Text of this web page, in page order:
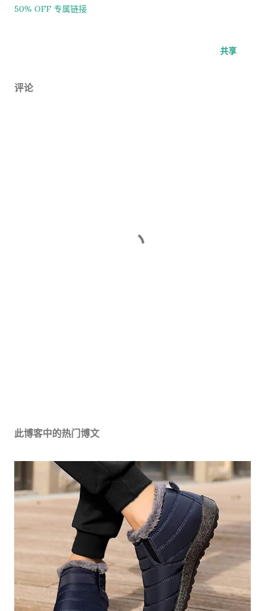
50% OFF 专属链接
共享
评论
此博客中的热门博文